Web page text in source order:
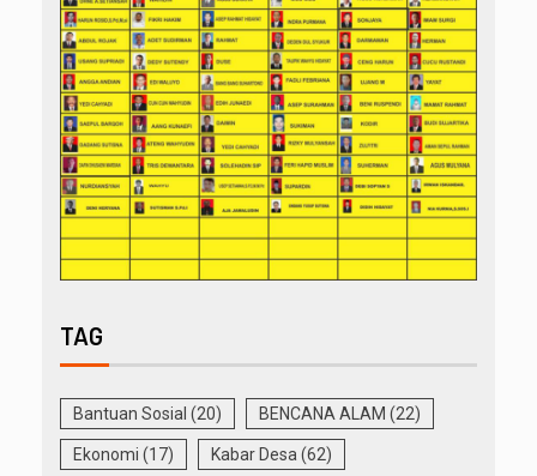
TAG
Bantuan Sosial (20) BENCANA ALAM (22)
Ekonomi (17) Kabar Desa (62)